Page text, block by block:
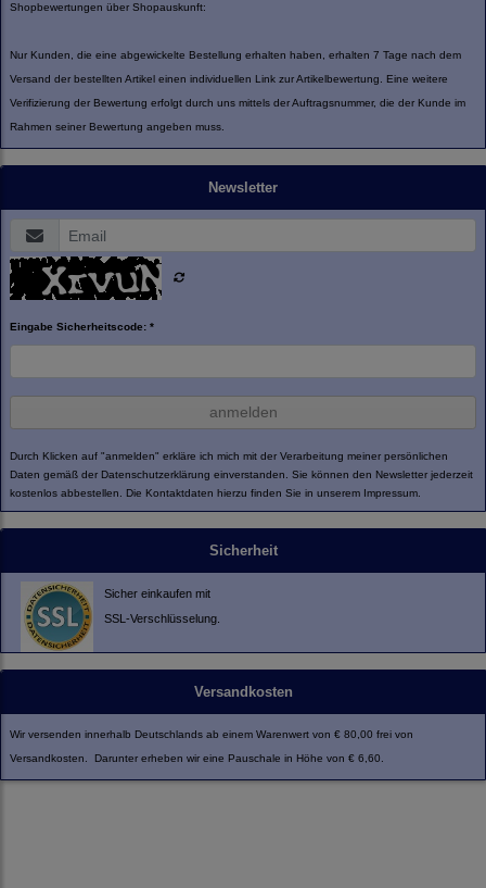
Shopbewertungen über Shopauskunft:
Nur Kunden, die eine abgewickelte Bestellung erhalten haben, erhalten 7 Tage nach dem
Versand der bestellten Artikel einen individuellen Link zur Artikelbewertung. Eine weitere
Verifizierung der Bewertung erfolgt durch uns mittels der Auftragsnummer, die der Kunde im
Rahmen seiner Bewertung angeben muss.
Newsletter
Eingabe Sicherheitscode: *
anmelden
Durch Klicken auf "anmelden" erkläre ich mich mit der Verarbeitung meiner persönlichen
Daten gemäß der Datenschutzerklärung einverstanden. Sie können den Newsletter jederzeit
kostenlos abbestellen. Die Kontaktdaten hierzu finden Sie in unserem Impressum.
Sicherheit
Sicher einkaufen mit
SSL-Verschlüsselung.
Versandkosten
Wir versenden innerhalb Deutschlands ab einem Warenwert von € 80,00 frei von
Versandkosten. Darunter erheben wir eine Pauschale in Höhe von € 6,60.